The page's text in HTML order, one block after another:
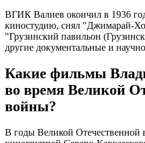
ВГИК Валиев окончил в 1936
киностудию, снял "Джимарай-
"Грузинский павильон
другие документальные и
Какие фильмы
во время Великой
войны?
В годы Великой Отечественной